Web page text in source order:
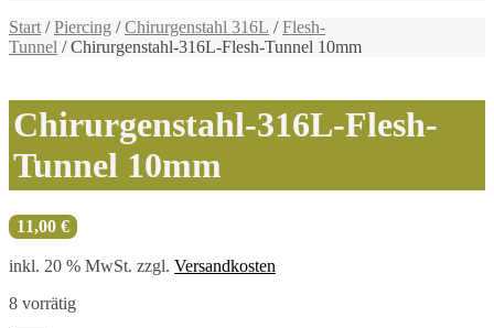
Start /Piercing /Chirurgenstahl 316L /Flesh-
Tunnel / Chirurgenstahl-316L-Flesh-Tunnel 10mm
Chirurgenstahl-316L-Flesh-
Tunnel 10mm
11,00 €
inkl. 20 % MwSt. zzgl. Versandkosten
8 vorrätig